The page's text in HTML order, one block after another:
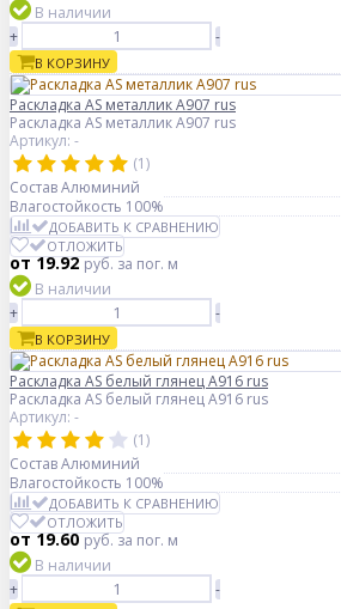
В наличии
+
-
В КОРЗИНУ
Раскладка AS металлик А907 rus
Раскладка AS металлик А907 rus
Артикул: -
(1)
СоставАлюминий
Влагостойкость 100%
ДОБАВИТЬ К СРАВНЕНИЮ
ОТЛОЖИТЬ
от 19.92руб.за пог. м
В наличии
+
-
В КОРЗИНУ
Раскладка AS белый глянец А916 rus
Раскладка AS белый глянец А916 rus
Артикул: -
(1)
СоставАлюминий
Влагостойкость 100%
ДОБАВИТЬ К СРАВНЕНИЮ
ОТЛОЖИТЬ
от 19.60руб.за пог. м
В наличии
+
-